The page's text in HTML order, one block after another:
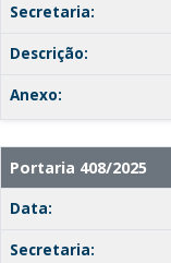
Secretaria:
Descrição:
Anexo:
Portaria 408/2025
Data:
Secretaria: